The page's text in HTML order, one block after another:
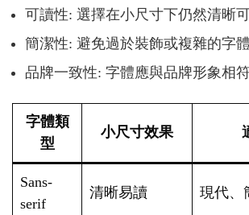
可讀性: 選擇在小尺寸下仍然清晰可
簡潔性: 避免過於裝飾或複雜的字體
品牌一致性: 字體應與品牌形象相符
字體類
型
小尺寸效果
Sans-
serif
清晰易讀 現代、